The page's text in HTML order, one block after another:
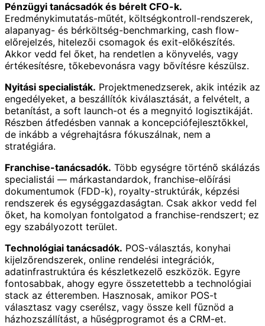
Pénzügyi tanácsadók és bérelt CFO-k.
Eredménykimutatás-műtét, költségkontroll-rendszerek,
alapanyag- és bérköltség-benchmarking, cash flow-
előrejelzés, hitelezői csomagok és exit-előkészítés.
Akkor vedd fel őket, ha rendetlen a könyvelés, vagy
értékesítésre, tőkebevonásra vagy bővítésre készülsz.
Nyitási specialisták. Projektmenedzserek, akik intézik az
engedélyeket, a beszállítók kiválasztását, a felvételt, a
betanítást, a soft launch-ot és a megnyitó logisztikáját.
Részben átfedésben vannak a koncepciófejlesztőkkel,
de inkább a végrehajtásra fókuszálnak, nem a
stratégiára.
Franchise-tanácsadók. Több egységre történő skálázás
specialistái — márkastandardok, franchise-előírási
dokumentumok (FDD-k), royalty-struktúrák, képzési
rendszerek és egységgazdaságtan. Csak akkor vedd fel
őket, ha komolyan fontolgatod a franchise-rendszert; ez
egy szabályozott terület.
Technológiai tanácsadók. POS-választás, konyhai
kijelzőrendszerek, online rendelési integrációk,
adatinfrastruktúra és készletkezelő eszközök. Egyre
fontosabbak, ahogy egyre összetettebb a technológiai
stack az étteremben. Hasznosak, amikor POS-t
választasz vagy cserélsz, vagy össze kell fűznöd a
házhozszállítást, a hűségprogramot és a CRM-et.